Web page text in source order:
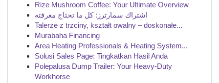
Rize Mushroom Coffee: Your Ultimate Overview
اشتراك سمارترز: كل ما تحتاج معرفته
Talerze z trzciny, kształt owalny – doskonałe...
Murabaha Financing
Area Heating Professionals & Heating System...
Solusi Sales Page: Tingkatkan Hasil Anda
Polepalusa Dump Trailer: Your Heavy-Duty
Workhorse